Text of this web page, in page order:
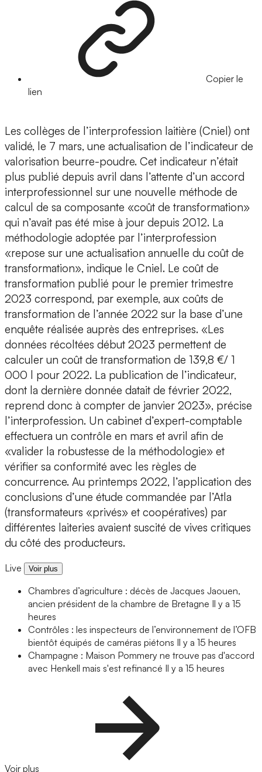
Copier le
lien
Les collèges de l’interprofession laitière (Cniel) ont
validé, le 7 mars, une actualisation de l’indicateur de
valorisation beurre-poudre. Cet indicateur n’était
plus publié depuis avril dans l’attente d’un accord
interprofessionnel sur une nouvelle méthode de
calcul de sa composante «coût de transformation»
qui n’avait pas été mise à jour depuis 2012. La
méthodologie adoptée par l’interprofession
«repose sur une actualisation annuelle du coût de
transformation», indique le Cniel. Le coût de
transformation publié pour le premier trimestre
2023 correspond, par exemple, aux coûts de
transformation de l’année 2022 sur la base d’une
enquête réalisée auprès des entreprises. «Les
données récoltées début 2023 permettent de
calculer un coût de transformation de 139,8 €/ 1
000 l pour 2022. La publication de l’indicateur,
dont la dernière donnée datait de février 2022,
reprend donc à compter de janvier 2023», précise
l’interprofession. Un cabinet d’expert-comptable
effectuera un contrôle en mars et avril afin de
«valider la robustesse de la méthodologie» et
vérifier sa conformité avec les règles de
concurrence. Au printemps 2022, l’application des
conclusions d’une étude commandée par l’Atla
(transformateurs «privés» et coopératives) par
différentes laiteries avaient suscité de vives critiques
du côté des producteurs.
Live Voir plus
Chambres d’agriculture : décès de Jacques Jaouen,
ancien président de la chambre de Bretagne Il y a 15
heures
Contrôles : les inspecteurs de l’environnement de l’OFB
bientôt équipés de caméras piétons Il y a 15 heures
Champagne : Maison Pommery ne trouve pas d'accord
avec Henkell mais s'est refinancé Il y a 15 heures
Voir plus